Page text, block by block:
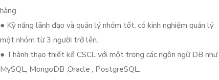
hàng.
● Kỹ năng lãnh đạo và quản lý nhóm tốt, có kinh nghiệm quản lý
một nhóm từ 3 người trở lên.
● Thành thạo thiết kế CSCL với một trong các ngôn ngữ DB như
MySQL, MongoDB ,Oracle , PostgreSQL.